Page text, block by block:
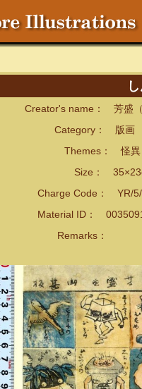
Creator's name： 芳盛（
Category： 版画
Themes： 怪異・
Size：
Charge Code： YR/5/
Material ID：
Remarks：